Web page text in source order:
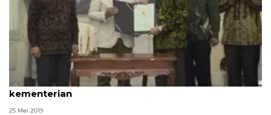
Pemprov Jabar hibahkan aset kepada tiga
kementerian
25 Mei 2019